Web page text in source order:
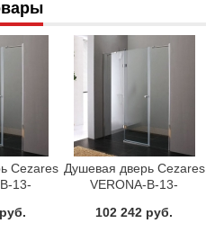
Cezares
13-
Душевая дверь Cezares
VERONA-B-13-
102 242 руб.